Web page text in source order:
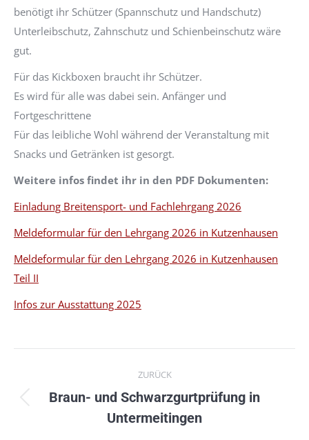
benötigt ihr Schützer (Spannschutz und Handschutz)
Unterleibschutz, Zahnschutz und Schienbeinschutz wäre
gut.
Für das Kickboxen braucht ihr Schützer.
Es wird für alle was dabei sein. Anfänger und
Fortgeschrittene
Für das leibliche Wohl während der Veranstaltung mit
Snacks und Getränken ist gesorgt.
Weitere infos findet ihr in den PDF Dokumenten:
Einladung Breitensport- und Fachlehrgang 2026
Meldeformular für den Lehrgang 2026 in Kutzenhausen
Meldeformular für den Lehrgang 2026 in Kutzenhausen
Teil II
Infos zur Ausstattung 2025
ZURÜCK
Vorheriger
Beitrag:
Braun- und Schwarzgurtprüfung in
Untermeitingen